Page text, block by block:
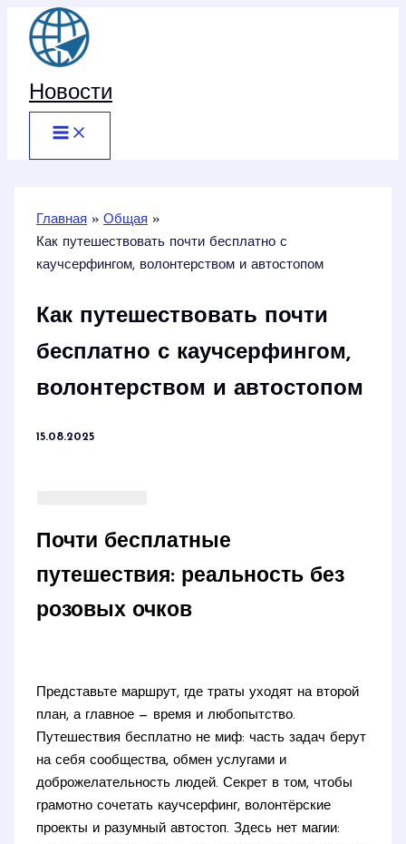
Перейти
содержимому
Новости
Главная
Общая
Как путешествовать почти бесплатно с
каучсерфингом, волонтерством и автостопом
Как путешествовать почти
бесплатно с каучсерфингом,
волонтерством и автостопом
15.08.2025
Почти бесплатные
путешествия: реальность без
розовых очков
Представьте маршрут, где траты уходят на второй
план, а главное — время и любопытство.
Путешествия бесплатно не миф: часть задач берут
на себя сообщества, обмен услугами и
доброжелательность людей. Секрет в том, чтобы
грамотно сочетать каучсерфинг, волонтёрские
проекты и разумный автостоп. Здесь нет магии: